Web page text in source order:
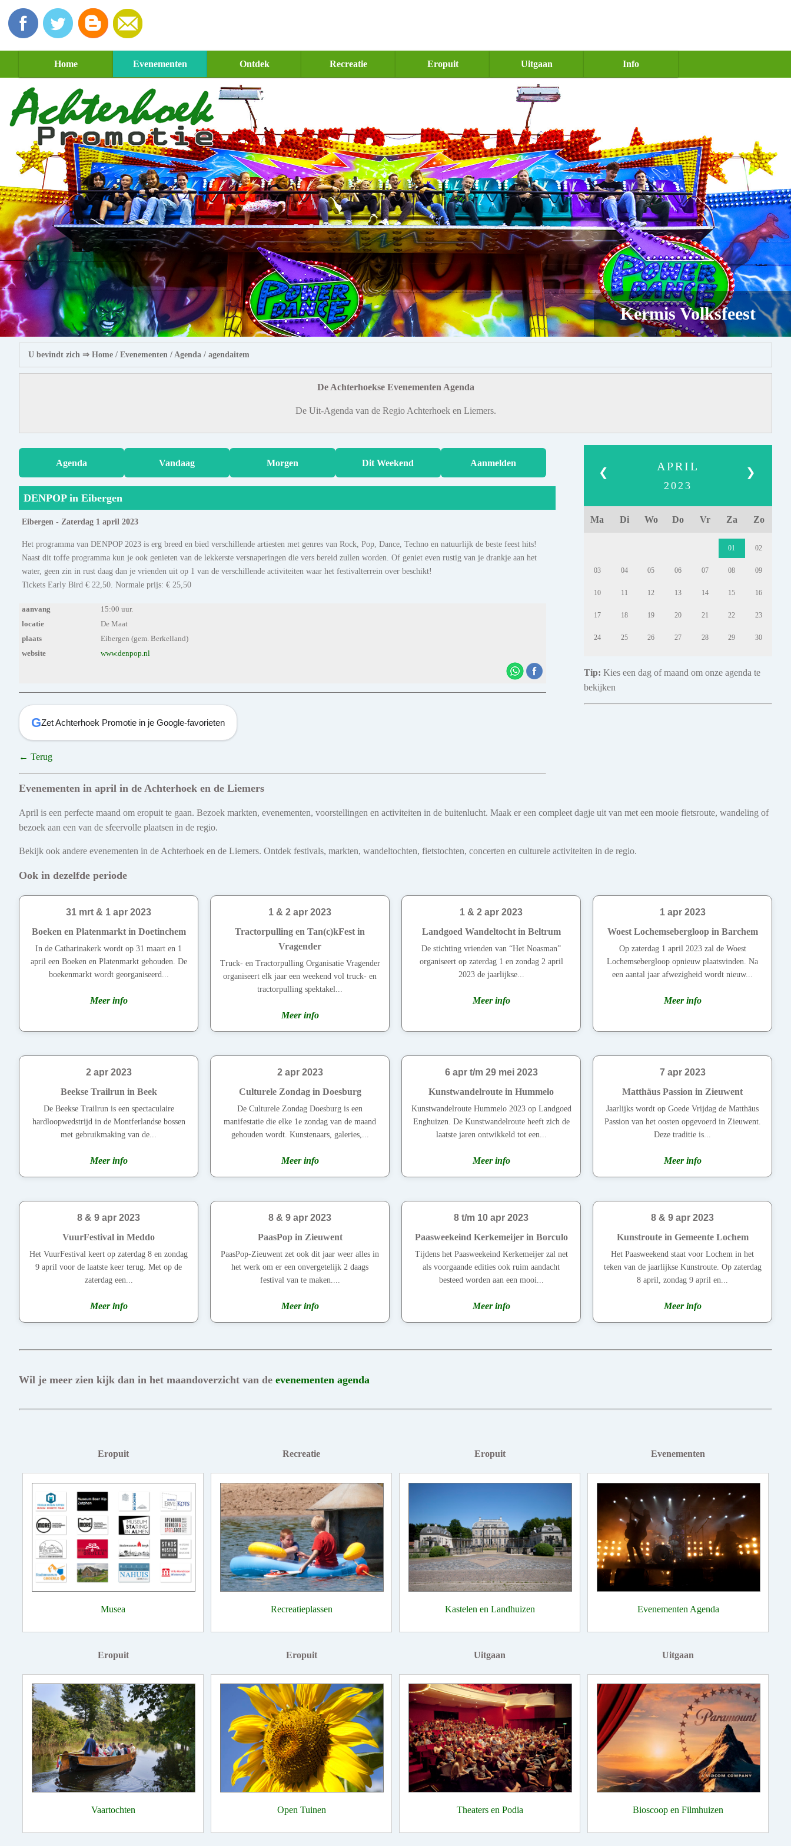
Home Evenementen Ontdek Recreatie Eropuit Uitgaan Info
Kermis Volksfeest
U bevindt zich ⇒ Home / Evenementen / Agenda / agendaitem
De Achterhoekse Evenementen Agenda
De Uit-Agenda van de Regio Achterhoek en Liemers.
Agenda Vandaag Morgen Dit Weekend Aanmelden
DENPOP in Eibergen
Eibergen - Zaterdag 1 april 2023
Het programma van DENPOP 2023 is erg breed en bied verschillende artiesten met genres van Rock, Pop, Dance, Techno en natuurlijk de beste feest hits!
Naast dit toffe programma kun je ook genieten van de lekkerste versnaperingen die vers bereid zullen worden. Of geniet even rustig van je drankje aan het
water, geen zin in rust daag dan je vrienden uit op 1 van de verschillende activiteiten waar het festivalterrein over beschikt!
Tickets Early Bird € 22,50. Normale prijs: € 25,50
aanvang
15:00 uur.
locatie
De Maat
plaats
Eibergen (gem. Berkelland)
website
www.denpop.nl
GZet Achterhoek Promotie in je Google-favorieten
← Terug
❮ ❯
APRIL
2023
Ma Di Wo Do Vr Za Zo
01 02
03 04 05 06 07 08 09
10 11 12 13 14 15 16
17 18 19 20 21 22 23
24 25 26 27 28 29 30
Tip: Kies een dag of maand om onze agenda te
bekijken
Evenementen in april in de Achterhoek en de Liemers
April is een perfecte maand om eropuit te gaan. Bezoek markten, evenementen, voorstellingen en activiteiten in de buitenlucht. Maak er een compleet dagje uit van met een mooie fietsroute, wandeling of
bezoek aan een van de sfeervolle plaatsen in de regio.
Bekijk ook andere evenementen in de Achterhoek en de Liemers. Ontdek festivals, markten, wandeltochten, fietstochten, concerten en culturele activiteiten in de regio.
Ook in dezelfde periode
31 mrt & 1 apr 2023
Boeken en Platenmarkt in Doetinchem
In de Catharinakerk wordt op 31 maart en 1
april een Boeken en Platenmarkt gehouden. De
boekenmarkt wordt georganiseerd...
Meer info
1 & 2 apr 2023
Tractorpulling en Tan(c)kFest in
Vragender
Truck- en Tractorpulling Organisatie Vragender
organiseert elk jaar een weekend vol truck- en
tractorpulling spektakel...
Meer info
1 & 2 apr 2023
Landgoed Wandeltocht in Beltrum
De stichting vrienden van “Het Noasman”
organiseert op zaterdag 1 en zondag 2 april
2023 de jaarlijkse...
Meer info
1 apr 2023
Woest Lochemsebergloop in Barchem
Op zaterdag 1 april 2023 zal de Woest
Lochemsebergloop opnieuw plaatsvinden. Na
een aantal jaar afwezigheid wordt nieuw...
Meer info
2 apr 2023
Beekse Trailrun in Beek
De Beekse Trailrun is een spectaculaire
hardloopwedstrijd in de Montferlandse bossen
met gebruikmaking van de...
Meer info
2 apr 2023
Culturele Zondag in Doesburg
De Culturele Zondag Doesburg is een
manifestatie die elke 1e zondag van de maand
gehouden wordt. Kunstenaars, galeries,...
Meer info
6 apr t/m 29 mei 2023
Kunstwandelroute in Hummelo
Kunstwandelroute Hummelo 2023 op Landgoed
Enghuizen. De Kunstwandelroute heeft zich de
laatste jaren ontwikkeld tot een...
Meer info
7 apr 2023
Matthäus Passion in Zieuwent
Jaarlijks wordt op Goede Vrijdag de Matthäus
Passion van het oosten opgevoerd in Zieuwent.
Deze traditie is...
Meer info
8 & 9 apr 2023
VuurFestival in Meddo
Het VuurFestival keert op zaterdag 8 en zondag
9 april voor de laatste keer terug. Met op de
zaterdag een...
Meer info
8 & 9 apr 2023
PaasPop in Zieuwent
PaasPop-Zieuwent zet ook dit jaar weer alles in
het werk om er een onvergetelijk 2 daags
festival van te maken....
Meer info
8 t/m 10 apr 2023
Paasweekeind Kerkemeijer in Borculo
Tijdens het Paasweekeind Kerkemeijer zal net
als voorgaande edities ook ruim aandacht
besteed worden aan een mooi...
Meer info
8 & 9 apr 2023
Kunstroute in Gemeente Lochem
Het Paasweekend staat voor Lochem in het
teken van de jaarlijkse Kunstroute. Op zaterdag
8 april, zondag 9 april en...
Meer info
Wil je meer zien kijk dan in het maandoverzicht van de evenementen agenda
Eropuit
Musea
Recreatie
Recreatieplassen
Eropuit
Kastelen en Landhuizen
Evenementen
Evenementen Agenda
Eropuit
Vaartochten
Eropuit
Open Tuinen
Uitgaan
Theaters en Podia
Uitgaan
Bioscoop en Filmhuizen